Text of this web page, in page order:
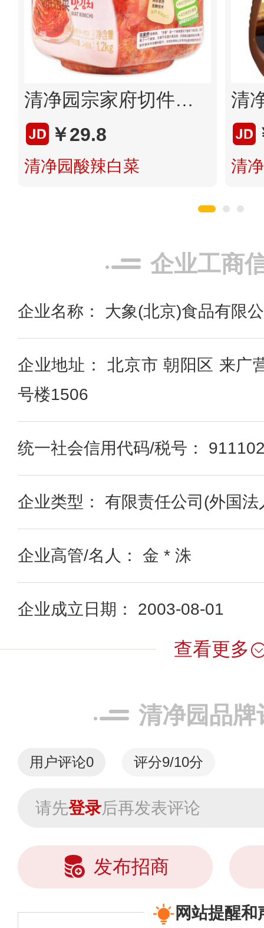
清净园宗家府切件泡菜
￥29.8
清净园酸辣白菜 清
企业工商
企业名称： 大象(北京)食品有限
企业地址： 北京市 朝阳区 来广
号楼1506
统一社会信用代码/税号：
企业类型： 有限责任公司(外国法
企业高管/名人： 金 * 洙
企业成立日期： 2003-08-01
查看更多
清净园品牌
用户评论0 评分9/10分
请先登录后再发表评论
发布招商
网站提醒和